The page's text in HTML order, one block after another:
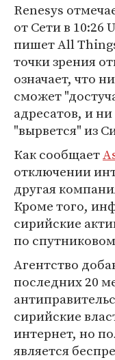
Renesys
от Сети в 10:26
пишет All
точки зрения
означает, что
сможет
адресатов, и
"вырвется" из
Как сообщает
отключении
другая
Кроме того,
сирийские
по
Агентство
последних 20
сирийские
интернет, но
является